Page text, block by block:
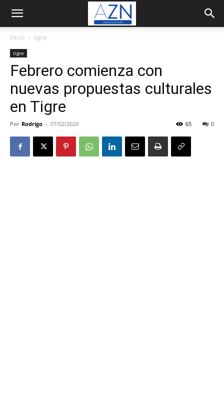
Inicio tigre
tigre
Febrero comienza con
nuevas propuestas culturales
en Tigre
Por Rodrigo - 07/02/2020 0
65